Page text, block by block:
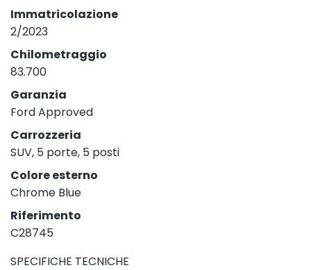
Immatricolazione
2/2023
Chilometraggio
83.700
Garanzia
Ford Approved
Carrozzeria
SUV, 5 porte, 5 posti
Colore esterno
Chrome Blue
Riferimento
C28745
SPECIFICHE TECNICHE